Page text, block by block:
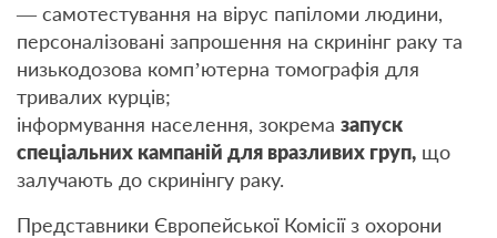
— самотестування на вірус папіломи людини,
персоналізовані запрошення на скринінг раку та
низькодозова комп’ютерна томографія для
тривалих курців;
інформування населення, зокрема запуск
спеціальних кампаній для вразливих груп, що
залучають до скринінгу раку.
Представники Європейської Комісії з охорони